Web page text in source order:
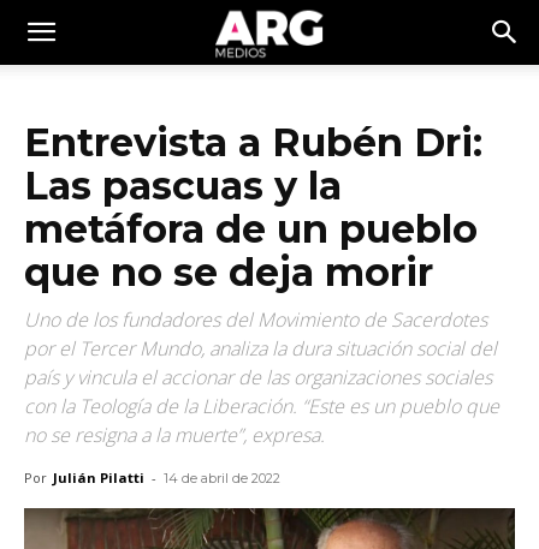
Entrevista a Rubén Dri:
Las pascuas y la
metáfora de un pueblo
que no se deja morir
Uno de los fundadores del Movimiento de Sacerdotes
por el Tercer Mundo, analiza la dura situación social del
país y vincula el accionar de las organizaciones sociales
con la Teología de la Liberación. “Este es un pueblo que
no se resigna a la muerte”, expresa.
Por Julián Pilatti - 14 de abril de 2022